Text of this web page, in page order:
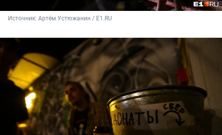
Источник: Артём Устюжанин / E1.RU